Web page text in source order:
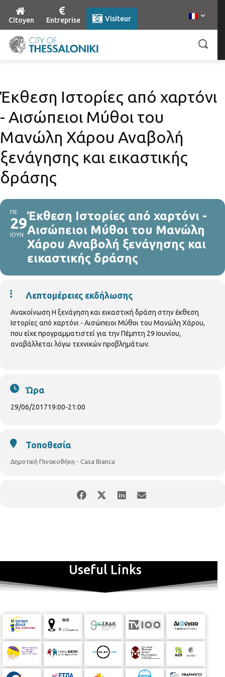
Citoyen Entreprise Visiteur
Έκθεση Ιστορίες από χαρτόνι
- Αισώπειοι Μύθοι του
Μανώλη Χάρου Αναβολή
ξενάγησης και εικαστικής
δράσης
ΠΕ
29
ΙΟΥΝ
Έκθεση Ιστορίες από χαρτόνι -
Αισώπειοι Μύθοι του Μανώλη
Χάρου Αναβολή ξενάγησης και
εικαστικής δράσης
Λεπτομέρειες εκδήλωσης
Ανακοίνωση Η ξενάγηση και εικαστική δράση στην έκθεση
Ιστορίες από χαρτόνι - Αισώπειοι Μύθοι του Μανώλη Χάρου,
που είχε προγραμματιστεί για την Πέμπτη 29 Ιουνίου,
αναβάλλεται λόγω τεχνικών προβλημάτων.
Ώρα
29/06/201719:00-21:00
Τοποθεσία
Δημοτική Πινακοθήκη - Casa Bianca
Useful Links